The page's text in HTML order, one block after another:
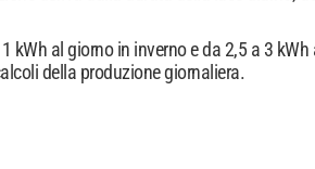
kWh al giorno in inverno e da 2,5 a 3
della produzione giornaliera.